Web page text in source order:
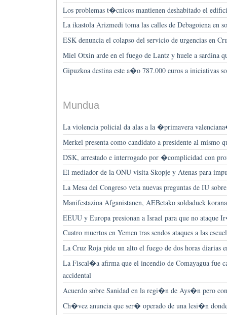
Los problemas t�cnicos mantienen deshabitado el
La ikastola Arizmedi toma las calles de Debagoiena en
ESK denuncia el colapso del servicio de urgencias en
Miel Otxin arde en el fuego de Lantz y huele a sardina
Gipuzkoa destina este a�o 787.000 euros a iniciativas
Mundua
La violencia policial da alas a la �primavera
Merkel presenta como candidato a presidente al mismo
DSK, arrestado e interrogado por �complicidad con
El mediador de la ONU visita Skopje y Atenas para
La Mesa del Congreso veta nuevas preguntas de IU
Manifestazioa Afganistanen, AEBetako soldaduek
EEUU y Europa presionan a Israel para que no ataque
Cuatro muertos en Yemen tras sendos ataques a las
La Cruz Roja pide un alto el fuego de dos horas diarias
La Fiscal�a afirma que el incendio de Comayagua fue
accidental
Acuerdo sobre Sanidad en la regi�n de Ays�n pero
Ch�vez anuncia que ser� operado de una lesi�n